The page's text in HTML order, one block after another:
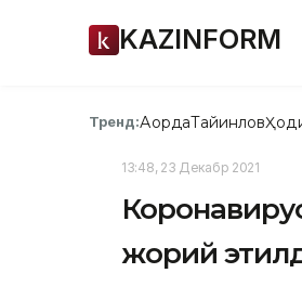
KAZINFORM
Тренд:АқордаТайинлов
13:48, 23 Декабр 2021
жорий